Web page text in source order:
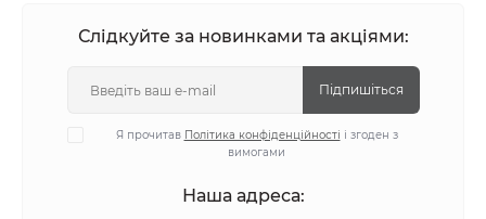
Слідкуйте за новинками та акціями:
Підпишіться
Я прочитав Політика конфіденційності і згоден з
вимогами
Наша адреса: